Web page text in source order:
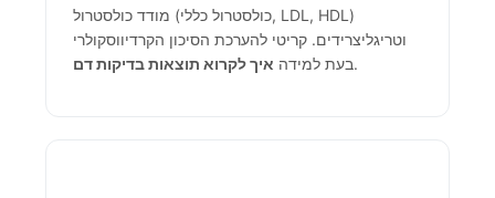
מודד כולסטרול (כולסטרול כללי, LDL, HDL)
וטריגליצרידים. קריטי להערכת הסיכון הקרדיווסקולרי
בעת למידה איך לקרוא תוצאות בדיקות דם .
Galego
Latviešu valoda